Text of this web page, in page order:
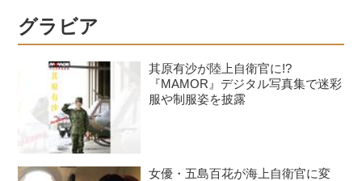
グラビア
其原有沙が陸上自衛官に!?
『MAMOR』デジタル写真集で迷彩
服や制服姿を披露
女優・五島百花が海上自衛官に変